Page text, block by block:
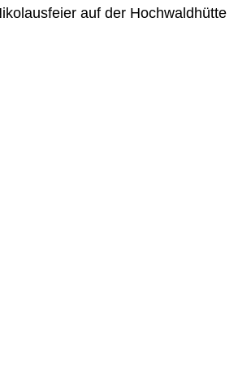
auf der Hochwaldhütte